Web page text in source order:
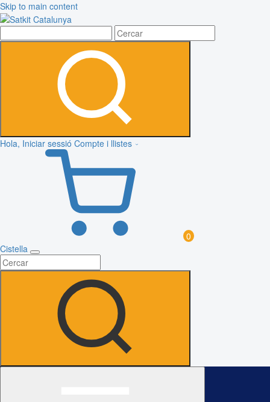
Skip to main content
Hola, Iniciar sessió Compte i llistes
0
Cistella